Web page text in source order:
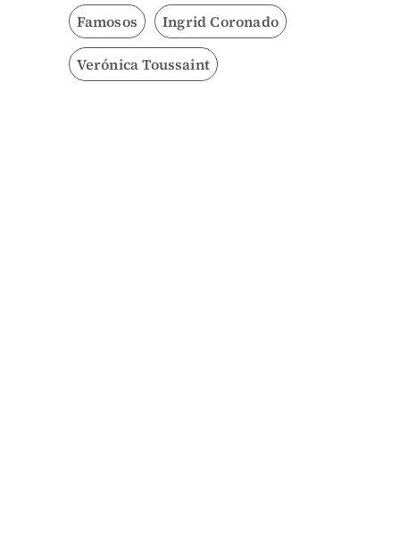
Famosos Ingrid Coronado
Verónica Toussaint